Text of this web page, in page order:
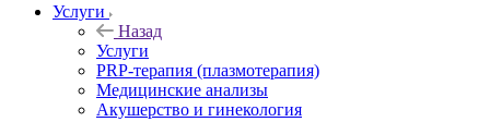
Услуги
Назад
Услуги
PRP-терапия (плазмотерапия)
Медицинские анализы
Акушерство и гинекология